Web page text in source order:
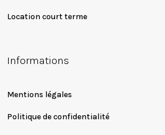
Location court terme
Informations
Mentions légales
Politique de confidentialité